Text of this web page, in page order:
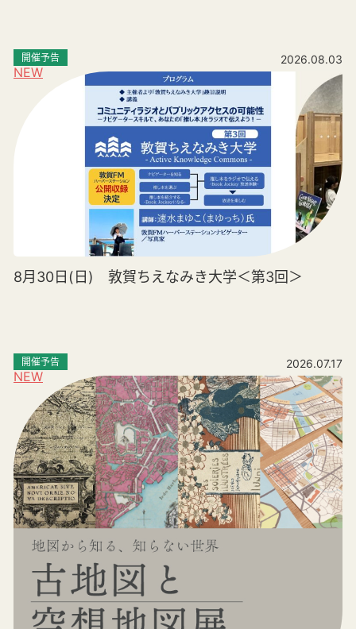
NEW
開催予告 2026.08.03
8月30日(日) 敦賀ちえなみき大学＜第3回＞
NEW
開催予告 2026.07.17